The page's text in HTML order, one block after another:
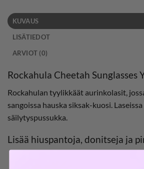
KUVAUS
LISÄTIEDOT
ARVIOT (0)
Rockahula Cheetah Sunglasses
Rockahulan tyylikkäät aurinkolasit,
sangoissa hauska siksak-kuosi.
säilytyspussukka.
Lisää hiuspantoja, donitseja ja